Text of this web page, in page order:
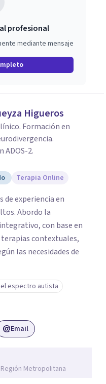
profesional
mediante mensaje
Higueros
Formación en
ADOS-2.
Terapia Online
de experiencia en
Abordo la
con base en
contextuales,
las necesidades de
espectro autista
Email
Metropolitana